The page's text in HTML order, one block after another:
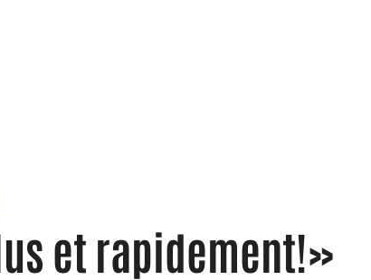
et rapidement!»